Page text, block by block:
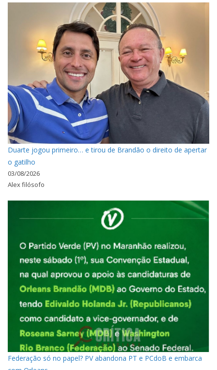
Duarte jogou primeiro… e tirou de Brandão o direito de apertar
o gatilho
03/08/2026
Alex filósofo
Federação só no papel? PV abandona PT e PCdoB e embarca